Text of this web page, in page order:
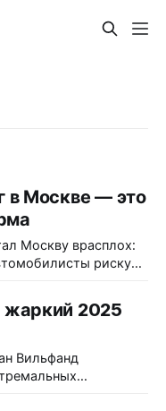
в Москве — это
Москву врасплох:
рискуют
а
адаптироваться
осадкам. В чём…
жаркий 2025
Вильфанд